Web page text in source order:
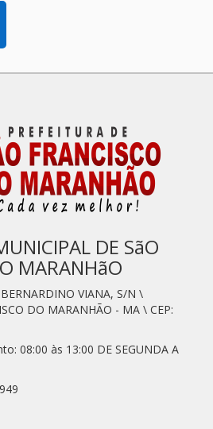
DE SãO
MARANHãO
VIANA, S/N \
DO MARANHÃO - MA \ CEP:
08:00 às 13:00 DE SEGUNDA A